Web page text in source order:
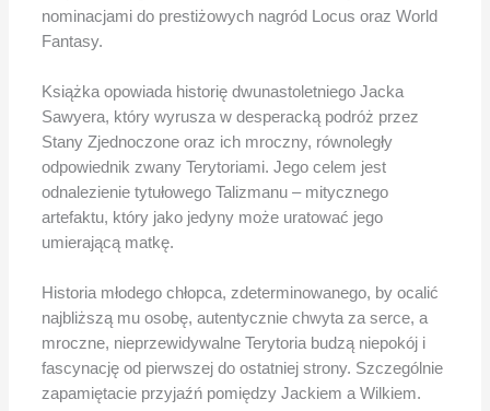
nominacjami do prestiżowych nagród Locus oraz World
Fantasy.
Książka opowiada historię dwunastoletniego Jacka
Sawyera, który wyrusza w desperacką podróż przez
Stany Zjednoczone oraz ich mroczny, równoległy
odpowiednik zwany Terytoriami. Jego celem jest
odnalezienie tytułowego Talizmanu – mitycznego
artefaktu, który jako jedyny może uratować jego
umierającą matkę.
Historia młodego chłopca, zdeterminowanego, by ocalić
najbliższą mu osobę, autentycznie chwyta za serce, a
mroczne, nieprzewidywalne Terytoria budzą niepokój i
fascynację od pierwszej do ostatniej strony. Szczególnie
zapamiętacie przyjaźń pomiędzy Jackiem a Wilkiem.